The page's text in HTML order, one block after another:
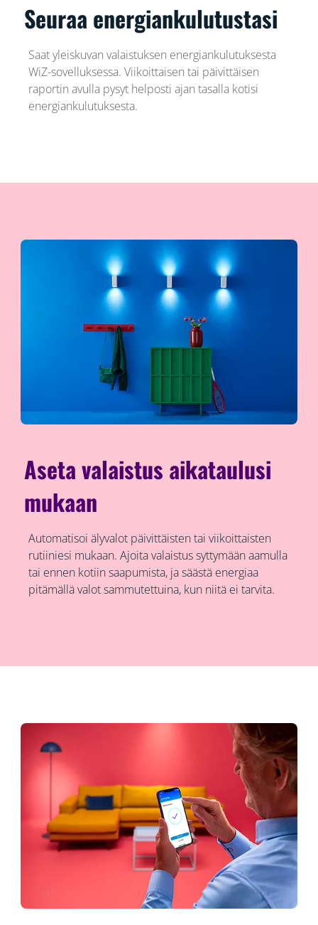
Seuraa energiankulutustasi
Saat yleiskuvan valaistuksen energiankulutuksesta
WiZ-sovelluksessa. Viikoittaisen tai päivittäisen
raportin avulla pysyt helposti ajan tasalla kotisi
energiankulutuksesta.
Aseta valaistus aikataulusi
mukaan
Automatisoi älyvalot päivittäisten tai viikoittaisten
rutiiniesi mukaan. Ajoita valaistus syttymään aamulla
tai ennen kotiin saapumista, ja säästä energiaa
pitämällä valot sammutettuina, kun niitä ei tarvita.